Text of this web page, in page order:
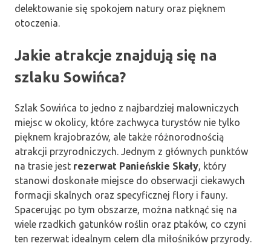
delektowanie się spokojem natury oraz pięknem
otoczenia.
Jakie atrakcje znajdują się na
szlaku Sowińca?
Szlak Sowińca to jedno z najbardziej malowniczych
miejsc w okolicy, które zachwyca turystów nie tylko
pięknem krajobrazów, ale także różnorodnością
atrakcji przyrodniczych. Jednym z głównych punktów
na trasie jest rezerwat Panieńskie Skały, który
stanowi doskonałe miejsce do obserwacji ciekawych
formacji skalnych oraz specyficznej flory i fauny.
Spacerując po tym obszarze, można natknąć się na
wiele rzadkich gatunków roślin oraz ptaków, co czyni
ten rezerwat idealnym celem dla miłośników przyrody.